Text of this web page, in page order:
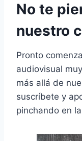
No te
nuestro
Pronto
audiovisual
más allá de
suscríbete y
pinchando en